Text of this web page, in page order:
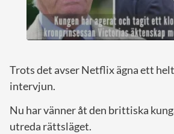
Trots det avser Netflix ägna ett
intervjun.
Nu har vänner åt den brittiska
utreda rättsläget.